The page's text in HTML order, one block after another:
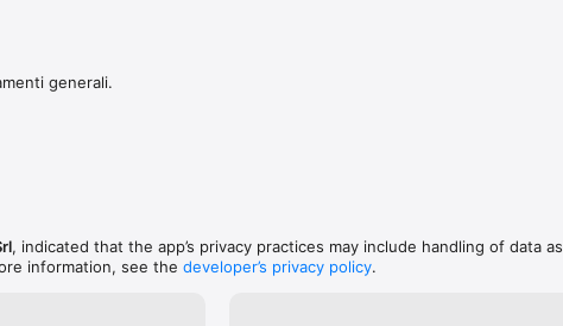
generali.
, indicated that the app’s privacy practices may include handling of data as
information, see the developer’s privacy policy.